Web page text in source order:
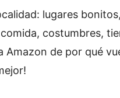
lugares
costumbres,
Amazon de por qué